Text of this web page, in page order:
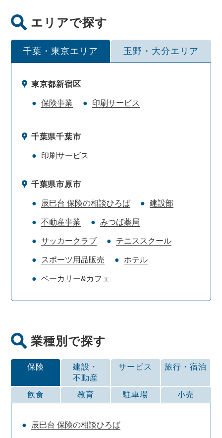
エリアで探す
千葉・東京エリア
東京都新宿区
保険事業 印刷サービス
千葉県千葉市
印刷サービス
千葉県市原市
辰巳台 保険の相談ひろば 建設部
不動産事業 みつば薬局
サッカークラブ テニススクール
スポーツ用品販売 ホテル
ベーカリー&カフェ
玉野・大分エリア
業種別で探す
保険
辰巳台 保険の相談ひろば
建設・
不動産
サービス 旅行・ 宿泊
飲食 教育 駐車場 小売